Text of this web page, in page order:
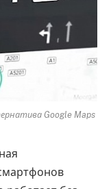
Google Maps